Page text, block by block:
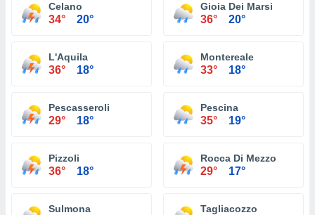
Celano
34° 20°
Gioia Dei Marsi
36° 20°
L'Aquila
36° 18°
Montereale
33° 18°
Pescasseroli
29° 18°
Pescina
35° 19°
Pizzoli
36° 18°
Rocca Di Mezzo
29° 17°
Sulmona Tagliacozzo